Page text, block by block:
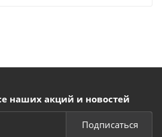
наших акций и новостей
Подписаться